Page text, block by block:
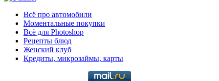
Всё про автомобили
Моментальные покупки
Всё для Photoshop
Рецепты блюд
Женский клуб
Кредиты, микрозаймы, карты